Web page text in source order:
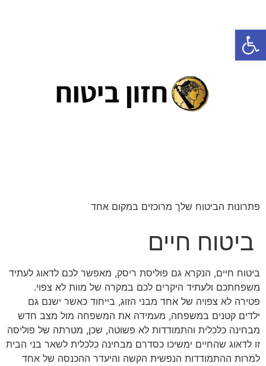
פתח סרגל נגישות
פתרונות הביטוח שלך מרוכזים במקום אחד
ביטוח חיים
ביטוח חיים, הנקרא גם פוליסת ריסק, מאפשר לכם לדאוג לעתיד
משפחתכם ולעתיד היקרים לכם במקרה של מוות לא צפוי.
פטירה לא צפויה של אחד מבני הזוג, בייחוד כאשר ישנם גם
ילדים קטנים במשפחה, מעמידה את המשפחה מול מצב חדש
מבחינה כלכלית והתמודדות לא פשוטה, שכן, מטרתה של פוליסה
זו לדאוג שהחיים ימשיכו כסדרם מבחינה כלכלית לשאר בני הבית
למרות ההתמודדות הנפשית הקשה והיעדר ההכנסה של אחד